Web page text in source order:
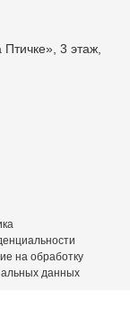
3 этаж,
на обработку
данных